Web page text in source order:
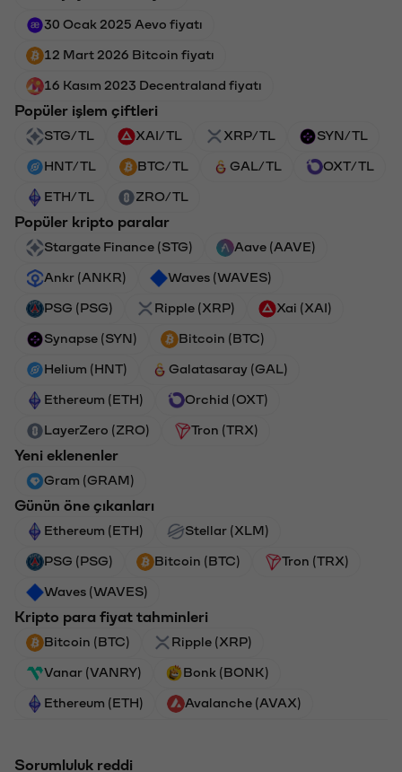
30 Ocak 2025 Aevo fiyatı
12 Mart 2026 Bitcoin fiyatı
16 Kasım 2023 Decentraland fiyatı
Popüler işlem çiftleri
STG/TL XAI/TL XRP/TL SYN/TL
HNT/TL BTC/TL GAL/TL OXT/TL
ETH/TL ZRO/TL
Popüler kripto paralar
Stargate Finance (STG) Aave (AAVE)
Ankr (ANKR) Waves (WAVES)
PSG (PSG) Ripple (XRP) Xai (XAI)
Synapse (SYN) Bitcoin (BTC)
Helium (HNT) Galatasaray (GAL)
Ethereum (ETH) Orchid (OXT)
LayerZero (ZRO) Tron (TRX)
Yeni eklenenler
Gram (GRAM)
Günün öne çıkanları
Ethereum (ETH) Stellar (XLM)
PSG (PSG) Bitcoin (BTC) Tron (TRX)
Waves (WAVES)
Kripto para fiyat tahminleri
Bitcoin (BTC) Ripple (XRP)
Vanar (VANRY) Bonk (BONK)
Ethereum (ETH) Avalanche (AVAX)
Sorumluluk reddi